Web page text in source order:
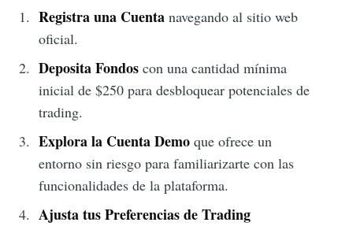
Registra una Cuentanavegando al sitio web
oficial.
Deposita Fondoscon una cantidad mínima
inicial de $250 para desbloquear potenciales de
trading.
Explora la Cuenta Demoque ofrece un
entorno sin riesgo para familiarizarte con las
funcionalidades de la plataforma.
Ajusta tus Preferencias de Trading